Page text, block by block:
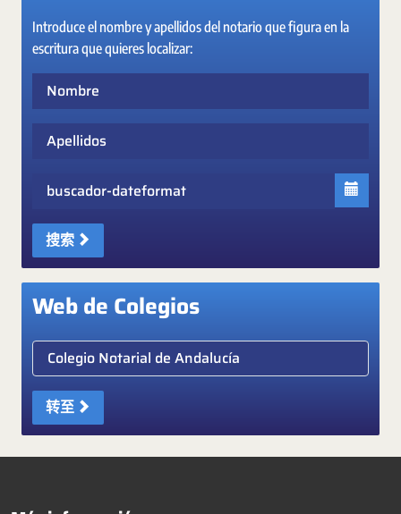
Introduce el nombre y apellidos del notario que figura en la
escritura que quieres localizar:
Apellidos
Fecha
搜索
Web de Colegios
Elige colegio notarial
转至